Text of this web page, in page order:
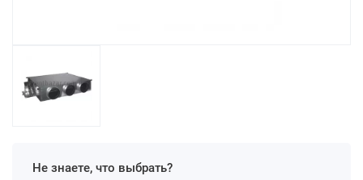
Не знаете, что выбрать?